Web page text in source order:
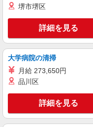
分単位で
ソ
７－１
キープ
アルバイト パート
コンパスグループ・ジャパ
調理補
時給1,600円
(試用期間2ヶ月) 残業が発
堺市堺区
詳細を見る
大学病院の清掃
月給 273,650円
品川区
詳細を見る